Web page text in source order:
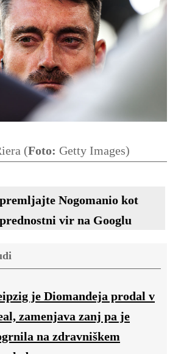
(Foto: Getty Images)
Nogomanio kot
prednostni vir na Googlu
je Diomandeja prodal v
zamenjava zanj pa je
na zdravniškem